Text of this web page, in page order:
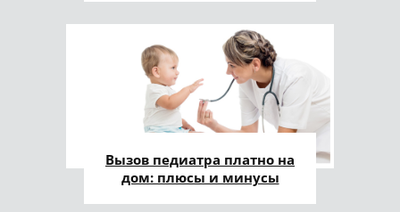
Вызов педиатра платно на
дом: плюсы и минусы